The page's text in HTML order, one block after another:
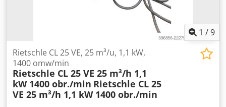
1 /9
Rietschle CL 25 VE, 25 m³/u, 1,1 kW,
1400 omw/min
Rietschle CL 25 VE 25 m³/h 1,1
kW 1400 obr./min Rietschle CL 25
VE 25 m³/h 1,1 kW 1400 obr./min